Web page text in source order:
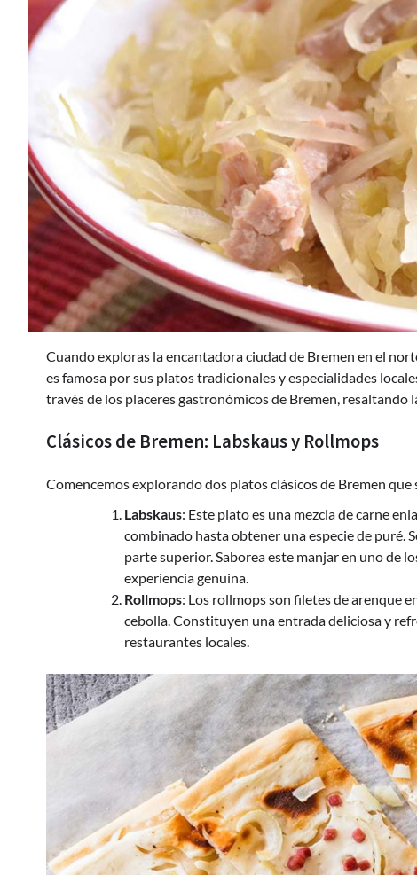
Cuando exploras la encantadora ciudad de Bremen en el
es famosa por sus platos tradicionales y especialidades
través de los placeres gastronómicos de Bremen,
Clásicos de Bremen: Labskaus y Rollmops
Comencemos explorando dos platos clásicos de Bremen
Labskaus: Este plato es una mezcla de carne
combinado hasta obtener una especie de puré.
parte superior. Saborea este manjar en uno de
experiencia genuina.
Rollmops: Los rollmops son filetes de arenque
cebolla. Constituyen una entrada deliciosa y
restaurantes locales.